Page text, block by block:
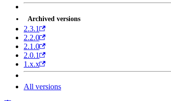
Archived versions
2.3.1
2.2.0
2.1.0
2.0.1
1.x.x
All versions